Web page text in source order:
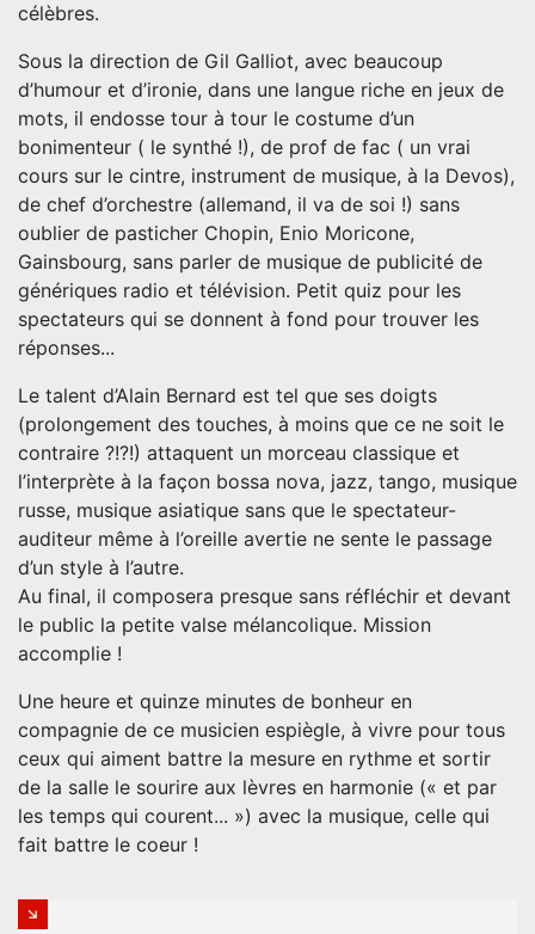
célèbres.
Sous la direction de Gil Galliot, avec beaucoup
d’humour et d’ironie, dans une langue riche en jeux de
mots, il endosse tour à tour le costume d’un
bonimenteur ( le synthé !), de prof de fac ( un vrai
cours sur le cintre, instrument de musique, à la Devos),
de chef d’orchestre (allemand, il va de soi !) sans
oublier de pasticher Chopin, Enio Moricone,
Gainsbourg, sans parler de musique de publicité de
génériques radio et télévision. Petit quiz pour les
spectateurs qui se donnent à fond pour trouver les
réponses...
Le talent d’Alain Bernard est tel que ses doigts
(prolongement des touches, à moins que ce ne soit le
contraire ?!?!) attaquent un morceau classique et
l’interprète à la façon bossa nova, jazz, tango, musique
russe, musique asiatique sans que le spectateur-
auditeur même à l’oreille avertie ne sente le passage
d’un style à l’autre.
Au final, il composera presque sans réfléchir et devant
le public la petite valse mélancolique. Mission
accomplie !
Une heure et quinze minutes de bonheur en
compagnie de ce musicien espiègle, à vivre pour tous
ceux qui aiment battre la mesure en rythme et sortir
de la salle le sourire aux lèvres en harmonie (« et par
les temps qui courent... ») avec la musique, celle qui
fait battre le coeur !